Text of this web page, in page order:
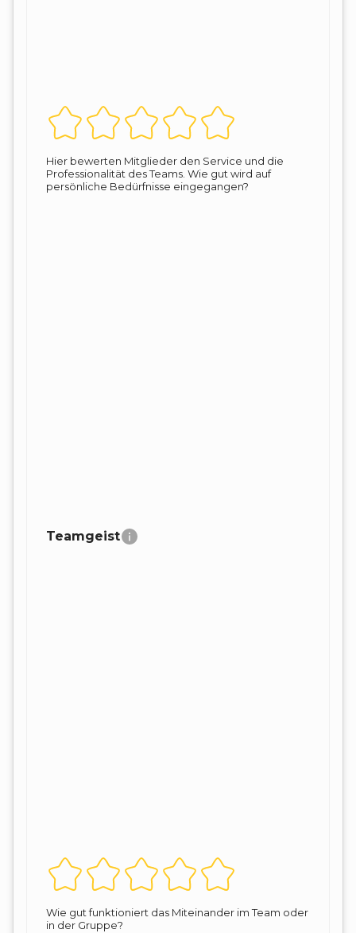
Hier bewerten Mitglieder den Service und die
Professionalität des Teams. Wie gut wird auf
persönliche Bedürfnisse eingegangen?
Teamgeist
Wie gut funktioniert das Miteinander im Team oder
in der Gruppe?